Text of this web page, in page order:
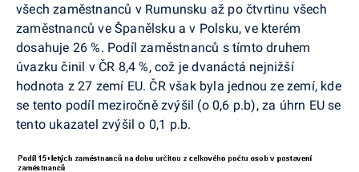
všech zaměstnanců v Rumunsku až po čtvrtinu všech
zaměstnanců ve Španělsku a v Polsku, ve kterém
dosahuje 26 %. Podíl zaměstnanců s tímto druhem
úvazku činil v ČR 8,4 %, což je dvanáctá nejnižší
hodnota z 27 zemí EU. ČR však byla jednou ze zemí, kde
se tento podíl meziročně zvýšil (o 0,6 p.b), za úhrn EU se
tento ukazatel zvýšil o 0,1 p.b.